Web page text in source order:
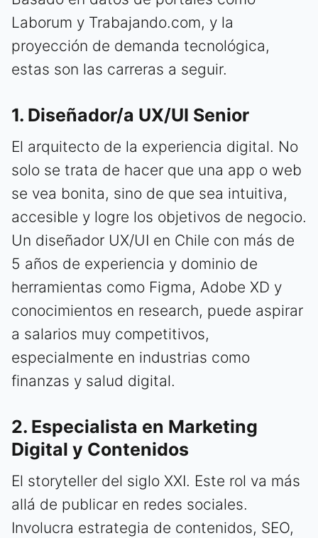
Laborum y Trabajando.com, y la
proyección de demanda tecnológica,
estas son las carreras a seguir.
1. Diseñador/a UX/UI Senior
El arquitecto de la experiencia digital. No
solo se trata de hacer que una app o web
se vea bonita, sino de que sea intuitiva,
accesible y logre los objetivos de negocio.
Un diseñador UX/UI en Chile con más de
5 años de experiencia y dominio de
herramientas como Figma, Adobe XD y
conocimientos en research, puede aspirar
a salarios muy competitivos,
especialmente en industrias como
finanzas y salud digital.
2. Especialista en Marketing
Digital y Contenidos
El storyteller del siglo XXI. Este rol va más
allá de publicar en redes sociales.
Involucra estrategia de contenidos, SEO,